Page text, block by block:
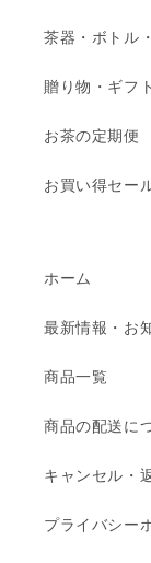
茶器・ボトル
贈り物・ギフ
お茶の定期便
お買い得セー
ホーム
最新情報・お
商品一覧
商品の配送に
キャンセル・
プライバシー